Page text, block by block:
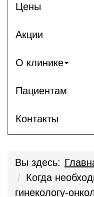
Цены
Акции
О клинике
Пациентам
Контакты
Вы здесь:
Когда
гинекологу-